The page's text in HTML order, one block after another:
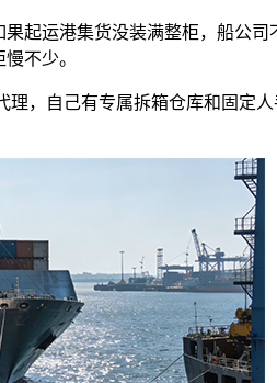
果起运港集货没装满整柜，船公
不少。
理，自己有专属拆箱仓库和固定